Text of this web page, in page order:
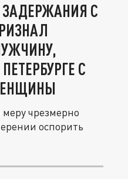
ЗАДЕРЖАНИЯ С
С
чрезмерно
оспорить